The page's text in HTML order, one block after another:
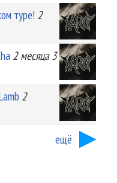
туре! 2
2 месяца 3
2
ещё